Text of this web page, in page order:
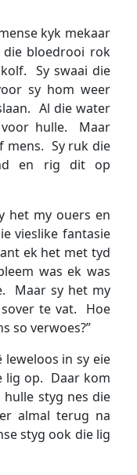
kyk mekaar
bloedrooi rok
Sy swaai die
sy hom weer
Al die water
hulle. Maar
mens. Sy ruk die
en rig dit op
het my ouers en
vieslike fantasie
ek het met tyd
was ek was
Maar sy het my
te vat. Hoe
so verwoes?”
in sy eie
lig op. Daar kom
styg nes die
almal terug na
styg ook die lig